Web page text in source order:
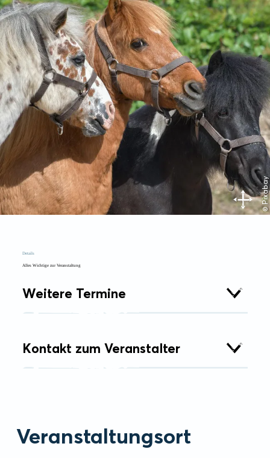
© Pixabay
Details
Alles Wichtige zur Veranstaltung
Weitere Termine
Kontakt zum Veranstalter
Veranstaltungsort